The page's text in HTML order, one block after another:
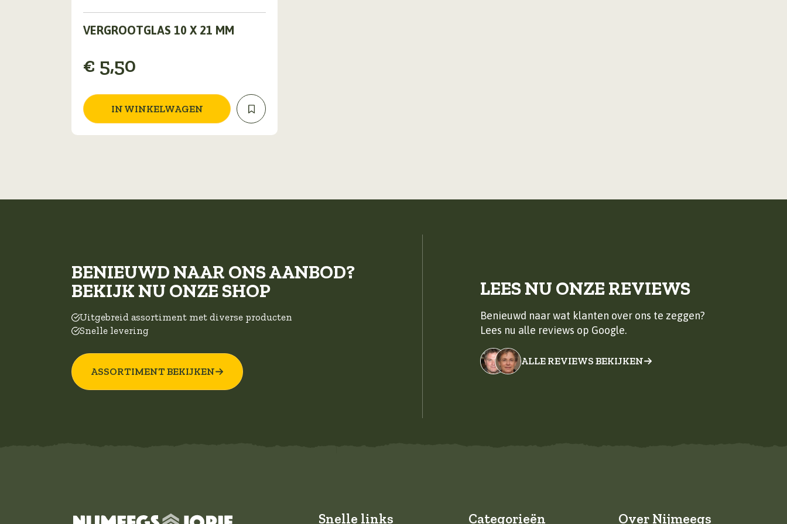
VERGROOTGLAS 10 X 21 MM
€ 5,50
IN WINKELWAGEN
BENIEUWD NAAR ONS AANBOD?
BEKIJK NU ONZE SHOP
Uitgebreid assortiment met diverse producten
Snelle levering
ASSORTIMENT BEKIJKEN
LEES NU ONZE REVIEWS
Benieuwd naar wat klanten over ons te zeggen?
Lees nu alle reviews op Google.
ALLE REVIEWS BEKIJKEN
Snelle links Categorieën Over Nijmeegs